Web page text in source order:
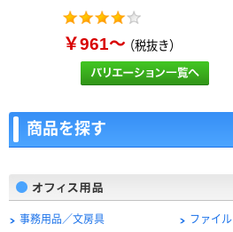
￥961～（税抜き）
商品を探す
事務用品／文房具 ファイル